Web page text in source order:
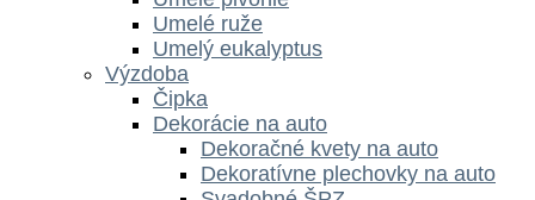
Umelé ruže
Umelý eukalyptus
Výzdoba
Čipka
Dekorácie na auto
Dekoračné kvety na auto
Dekoratívne plechovky na auto